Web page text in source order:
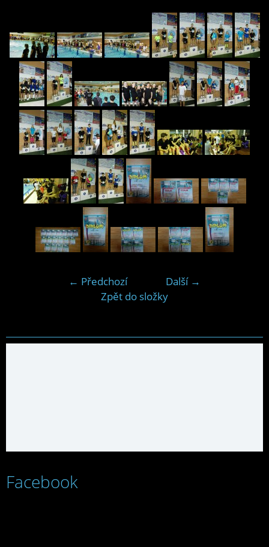
← Předchozí
Další →
Zpět do složky
Facebook